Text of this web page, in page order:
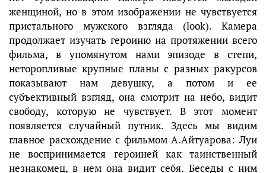
женщиной, но в этом изображении не чувствуется
пристального мужского взгляда (look). Камера
продолжает изучать героиню на протяжении всего
фильма, в упомянутом нами эпизоде в степи,
неторопливые крупные планы с разных ракурсов
показывают нам девушку, а потом и ее
субъективный взгляд, она смотрит на небо, видит
свободу, которую не чувствует. В этот момент
появляется случайный путник. Здесь мы видим
главное расхождение с фильмом А.Айтуарова: Луи
не воспринимается героиней как таинственный
незнакомец, в нем она видит себя. Беседы с ним